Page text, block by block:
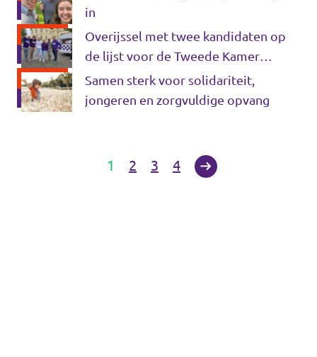
in
Overijssel met twee kandidaten op
de lijst voor de Tweede Kamer
verkiezingen 2025
Samen sterk voor solidariteit,
jongeren en zorgvuldige opvang
1 2 3 4